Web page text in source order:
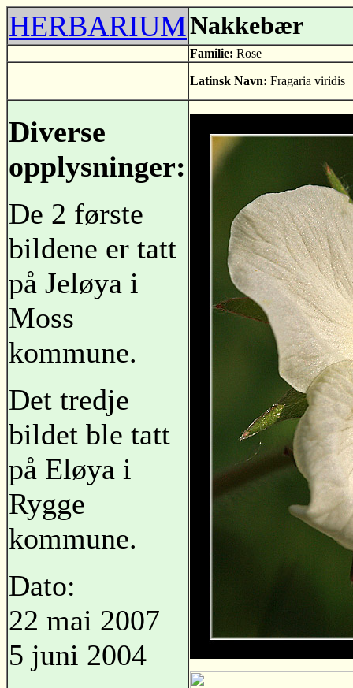
HERBARIUMNakkebær
Familie: Rose
Latinsk Navn: Fragaria viridis
Diverse
opplysninger:
De 2 første
bildene er tatt
på Jeløya i
Moss
kommune.
Det tredje
bildet ble tatt
på Eløya i
Rygge
kommune.
Dato:
22 mai 2007
5 juni 2004